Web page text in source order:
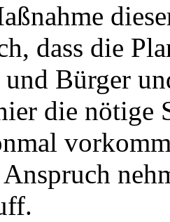
dass die
Bürger
die nötige